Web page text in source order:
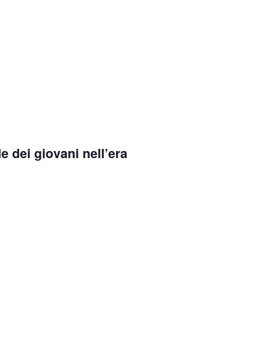
dei giovani nell’era